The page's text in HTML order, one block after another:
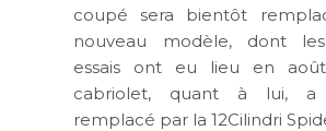
coupé sera bientôt
nouveau modèle, dont
essais ont eu lieu en
cabriolet, quant à lui,
remplacé par la 12Cilindri